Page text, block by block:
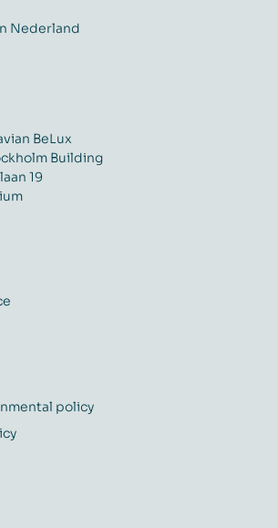
Nederland
BeLux
Building
19
policy